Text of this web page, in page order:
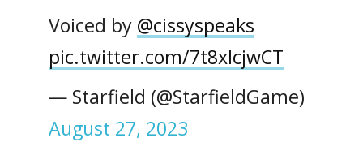
Voiced by @cissyspeaks
pic.twitter.com/7t8xlcjwCT
— Starfield (@StarfieldGame)
August 27, 2023